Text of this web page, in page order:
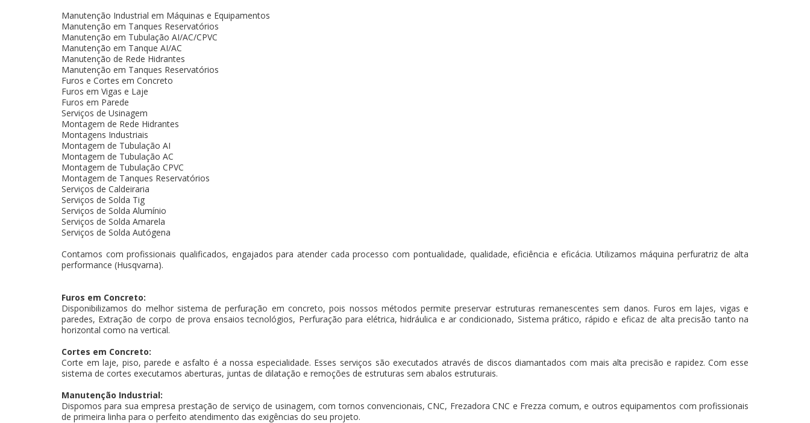
Manutenção Industrial em Máquinas e Equipamentos
Manutenção em Tanques Reservatórios
Manutenção em Tubulação AI/AC/CPVC
Manutenção em Tanque AI/AC
Manutenção de Rede Hidrantes
Manutenção em Tanques Reservatórios
Furos e Cortes em Concreto
Furos em Vigas e Laje
Furos em Parede
Serviços de Usinagem
Montagem de Rede Hidrantes
Montagens Industriais
Montagem de Tubulação AI
Montagem de Tubulação AC
Montagem de Tubulação CPVC
Montagem de Tanques Reservatórios
Serviços de Caldeiraria
Serviços de Solda Tig
Serviços de Solda Alumínio
Serviços de Solda Amarela
Serviços de Solda Autógena
Contamos com profissionais qualificados, engajados para atender cada processo com pontualidade, qualidade, eficiência e eficácia. Utilizamos máquina perfuratriz de alta
performance (Husqvarna).
Furos em Concreto:
Disponibilizamos do melhor sistema de perfuração em concreto, pois nossos métodos permite preservar estruturas remanescentes sem danos. Furos em lajes, vigas e
paredes, Extração de corpo de prova ensaios tecnológios, Perfuração para elétrica, hidráulica e ar condicionado, Sistema prático, rápido e eficaz de alta precisão tanto na
horizontal como na vertical.
Cortes em Concreto:
Corte em laje, piso, parede e asfalto é a nossa especialidade. Esses serviços são executados através de discos diamantados com mais alta precisão e rapidez. Com esse
sistema de cortes executamos aberturas, juntas de dilatação e remoções de estruturas sem abalos estruturais.
Manutenção Industrial:
Dispomos para sua empresa prestação de serviço de usinagem, com tornos convencionais, CNC, Frezadora CNC e Frezza comum, e outros equipamentos com profissionais
de primeira linha para o perfeito atendimento das exigências do seu projeto.